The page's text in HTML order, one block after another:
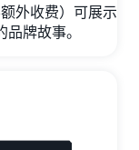
外收费）可展示
牌故事。